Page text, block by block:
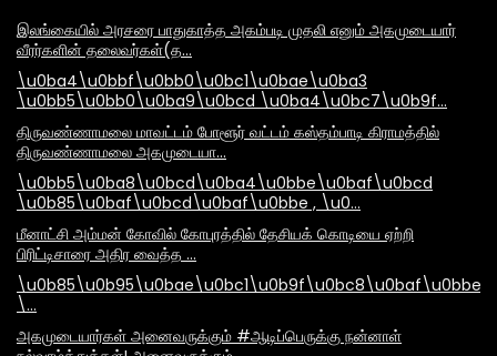
இலங்கையில் அரசரை பாதுகாத்த அகம்படி முதலி எனும் அகமுடையார்
வீரர்களின் தலைவர்கள்(த…
\u0ba4\u0bbf\u0bb0\u0bc1\u0bae\u0ba3
\u0bb5\u0bb0\u0ba9\u0bcd \u0ba4\u0bc7\u0b9f…
திருவண்ணாமலை மாவட்டம் போளூர் வட்டம் கஸ்தம்பாடி கிராமத்தில்
திருவண்ணாமலை அகமுடையா…
\u0bb5\u0ba8\u0bcd\u0ba4\u0bbe\u0baf\u0bcd
\u0b85\u0baf\u0bcd\u0baf\u0bbe , \u0…
மீனாட்சி அம்மன் கோவில் கோபுரத்தில் தேசியக் கொடியை ஏற்றி
பிரிட்டிசாரை அதிர வைத்த …
\…
அகமுடையார்கள் அனைவருக்கும் #ஆடிப்பெருக்கு நன்னாள்